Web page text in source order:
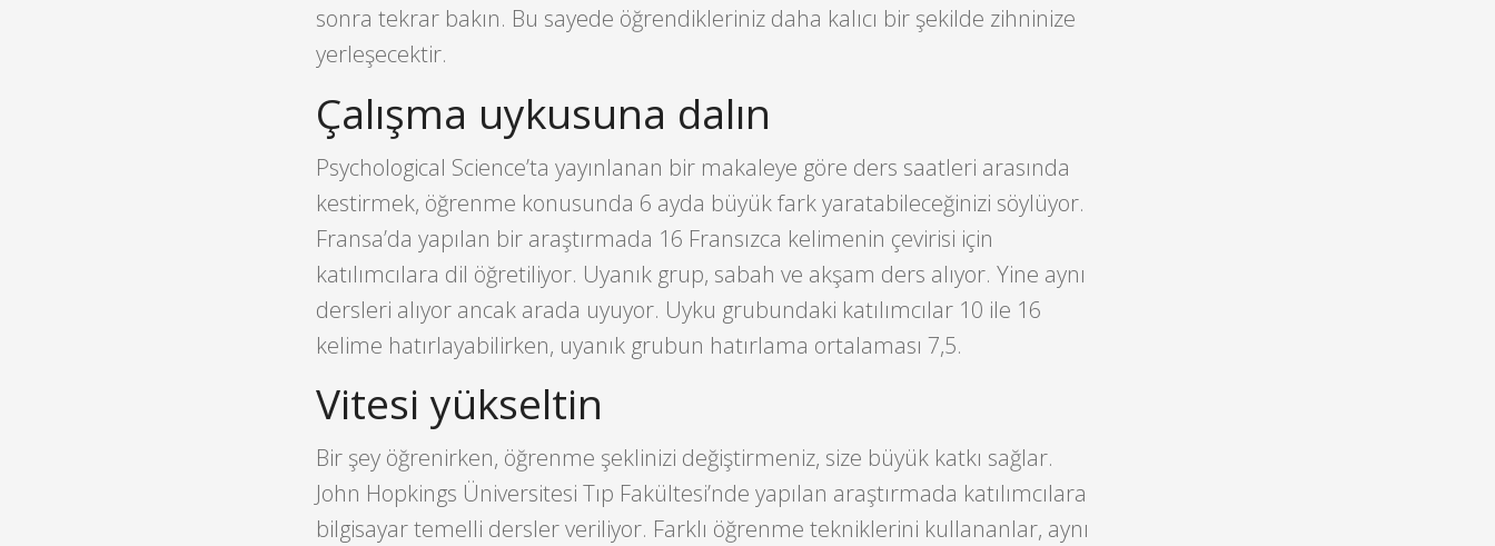
sonra tekrar bakın. Bu sayede öğrendikleriniz daha kalıcı bir şekilde zihninize
yerleşecektir.
Çalışma uykusuna dalın
Psychological Science’ta yayınlanan bir makaleye göre ders saatleri arasında
kestirmek, öğrenme konusunda 6 ayda büyük fark yaratabileceğinizi söylüyor.
Fransa’da yapılan bir araştırmada 16 Fransızca kelimenin çevirisi için
katılımcılara dil öğretiliyor. Uyanık grup, sabah ve akşam ders alıyor. Yine aynı
dersleri alıyor ancak arada uyuyor. Uyku grubundaki katılımcılar 10 ile 16
kelime hatırlayabilirken, uyanık grubun hatırlama ortalaması 7,5.
Vitesi yükseltin
Bir şey öğrenirken, öğrenme şeklinizi değiştirmeniz, size büyük katkı sağlar.
John Hopkings Üniversitesi Tıp Fakültesi’nde yapılan araştırmada katılımcılara
bilgisayar temelli dersler veriliyor. Farklı öğrenme tekniklerini kullananlar, aynı